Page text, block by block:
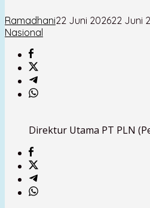
Ramadhani22 Juni 202622 Juni
Nasional
Direktur Utama PT PLN